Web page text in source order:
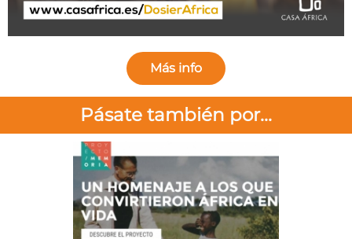
Más info
Pásate también por...